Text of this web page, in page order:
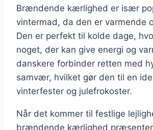
Brændende kærlighed er især
vintermad, da den er varmende
Den er perfekt til kolde dage,
noget, der kan give energi og
danskere forbinder retten med
samvær, hvilket gør den til en
vinterfester og julefrokoster.
Når det kommer til festlige
brændende kærlighed